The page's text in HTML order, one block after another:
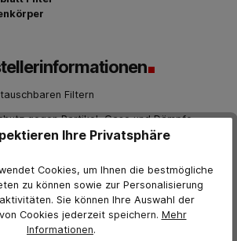
Filtern
gegen Partikel, Gase und Dämpfe
ohne Adapter
Maskenkörper
Filter
Maskenkörper
Ihre Privatsphäre
Cookies, um Ihnen die bestmögliche
zu können sowie zur Personalisierung
Sie können Ihre Auswahl der
Cookies jederzeit speichern. Mehr
Informationen.